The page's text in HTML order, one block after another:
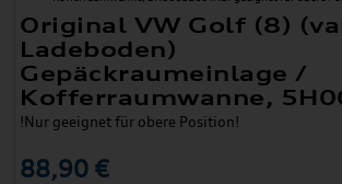
Original VW Golf (8)
Ladeboden)
Gepäckraumeinlage /
Kofferraumwanne,
!Nur geeignet für obere Position!
88,90 €